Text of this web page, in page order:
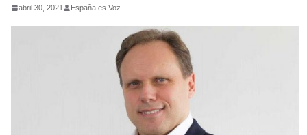
abril 30, 2021 España es Voz